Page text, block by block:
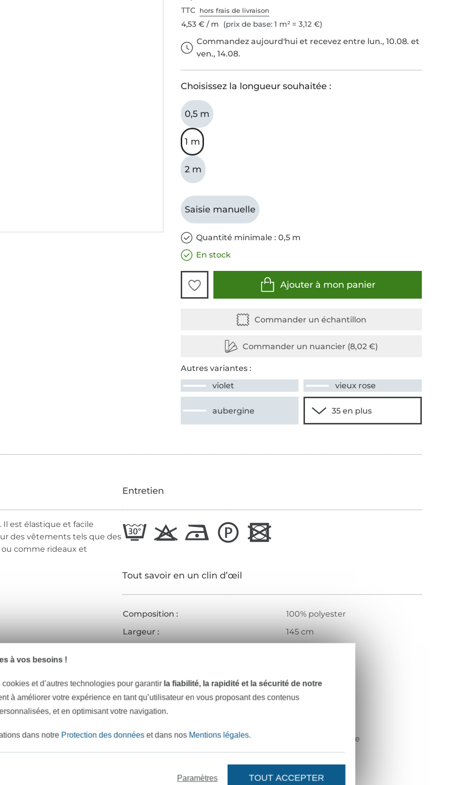
TTC hors frais de livraison
4,53 € / m (prix de base: 1 m² = 3,12 €)
Commandez aujourd'hui et recevez entre lun., 10.08. et
ven., 14.08.
Choisissez la longueur souhaitée :
0,5 m
1 m
2 m
Saisie manuelle
Quantité minimale : 0,5 m
En stock
Ajouter à mon panier
Autres variantes :
violet
vieux rose
aubergine
est élastique et facile
des vêtements tels que des
ou comme rideaux et
Entretien
Tout savoir en un clin d’œil
Composition :
100% polyester
Largeur :
145 cm
Surface :
chatoyant
Toucher :
doux
Finition :
teint avant tissage
100.060-4024
à vos besoins !
et d’autres technologies pour garantir la fiabilité, la rapidité et la sécurité de notre
à améliorer votre expérience en tant qu’utilisateur en vous proposant des contenus
et en optimisant votre navigation.
dans notre Protection des donnéeset dans nos Mentions légales.
Paramètres TOUT ACCEPTER